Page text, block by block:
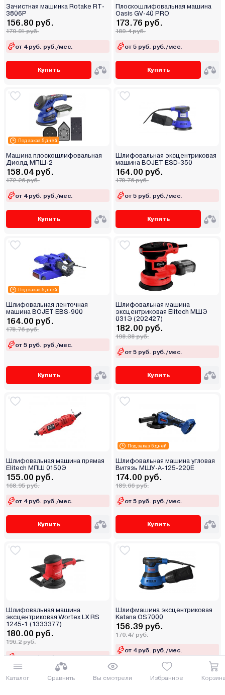
Каталог Сравнить Вы смотрели Избранное
Зачистная машинка Rotake RT-
3806P
156.80 руб.
170.91 руб.
от 4 руб. руб./мес.
Купить
Плоскошлифовальная машина
Oasis GV-40 PRO
173.76 руб.
189.4 руб.
от 5 руб. руб./мес.
Купить
Под заказ 5 дней
Машина плоскошлифовальная
Диолд МПШ-2
158.04 руб.
172.26 руб.
от 4 руб. руб./мес.
Купить
Шлифовальная эксцентриковая
машина BOJET ESD-350
164.00 руб.
178.76 руб.
от 5 руб. руб./мес.
Купить
Под заказ 5 дней
Шлифовальная ленточная
машина BOJET EBS-900
164.00 руб.
178.76 руб.
от 5 руб. руб./мес.
Купить
Шлифовальная машина
эксцентриковая Elitech МШЭ
031Э (202427)
182.00 руб.
198.38 руб.
от 5 руб. руб./мес.
Купить
Шлифовальная машина прямая
Elitech МПШ 0150Э
155.00 руб.
168.95 руб.
от 4 руб. руб./мес.
Купить
Под заказ 5 дней
Шлифовальная машина угловая
Витязь МШУ-А-125-220Е
174.00 руб.
189.66 руб.
от 5 руб. руб./мес.
Купить
Шлифовальная машина
эксцентриковая Wortex LX RS
1245-1 (1333377)
180.00 руб.
196.2 руб.
от 5 руб. руб./мес.
Купить
Шлифмашина эксцентриковая
Katana OS7000
156.39 руб.
170.47 руб.
от 4 руб. руб./мес.
Купить